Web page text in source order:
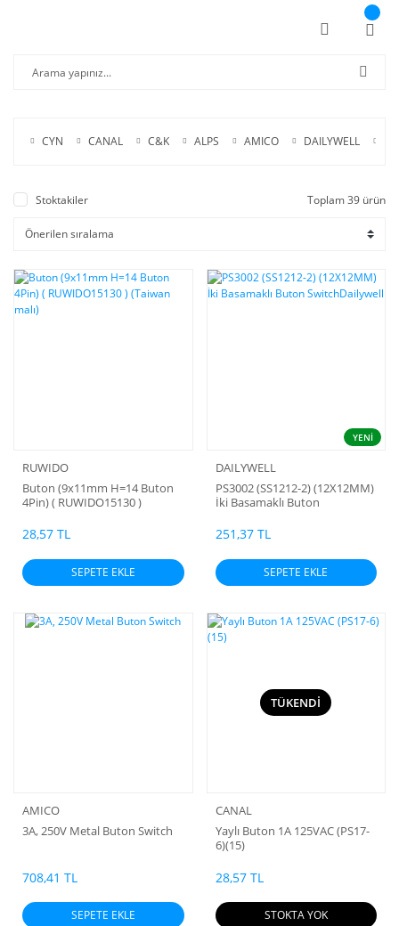
CYN CANAL C&K ALPS AMICO DAILYWELL
Stoktakiler Toplam 39 ürün
RUWIDO
Buton (9x11mm H=14 Buton
4Pin) ( RUWIDO15130 )
28,57 TL
SEPETE EKLE
YENİ
DAILYWELL
PS3002 (SS1212-2) (12X12MM)
İki Basamaklı Buton
251,37 TL
SEPETE EKLE
AMICO
3A, 250V Metal Buton Switch
708,41 TL
SEPETE EKLE
TÜKENDİ
CANAL
Yaylı Buton 1A 125VAC (PS17-
6)(15)
28,57 TL
STOKTA YOK